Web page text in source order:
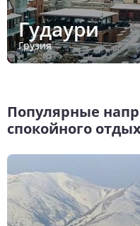
Гудаури
Грузия
Популярные
спокойного